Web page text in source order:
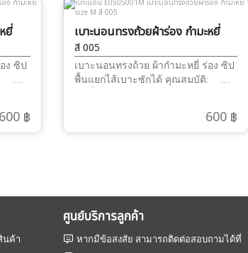
ยี่
ง ซิป
:
ง
อน
น
ร
600 ฿
เบาะนอนทรงถ้วยผ้าร่อง กำมะหยี่
size M
สี 005
เบาะนอนทรงถ้วย ผ้ากำมะหยี่ ร่อง ซิป
พื้นแยกไส้เบาะซักได้ คุณสมบัติ:
มะหยี่นุ่มๆ เหมาะสำหรับสัตว์เลี้ยง
ทำให้ความรู้สึกนุ่มนิ่ม น่านอน
ง่ายต่อการทำความสะอาด 3.ฐาน
รองเบาะ หนาและทนทาน ให้การ
600 ฿
นค้า
ศูนย์บริการลูกค้า
หากมีข้อสงสัย สามารถติดต่อสอบถามได้ที่